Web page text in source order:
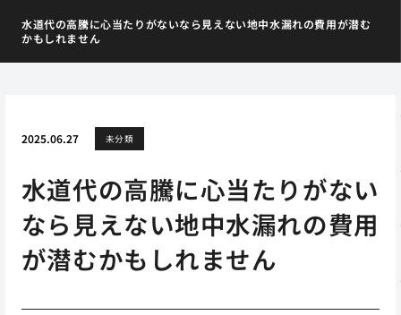
水道代の高騰に心当たりがないなら見えない地中水漏れの費用が潜む
かもしれません
2025.06.27 未分類
水道代の高騰に心当たりがない
なら見えない地中水漏れの費用
が潜むかもしれません